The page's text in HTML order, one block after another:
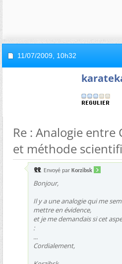
11/07/2009, 10h32
Re : Analogie
et méthode
Envoyé par Korzibsk
Bonjour,
Il y a une analogie qui me
mettre en évidence,
et je me demandais si cet
:
...
Cordialement,